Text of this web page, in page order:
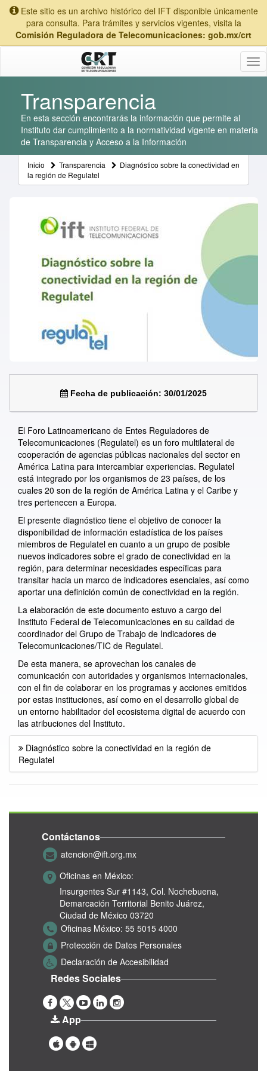
Este sitio es un archivo histórico del IFT disponible únicamente
para consulta. Para trámites y servicios vigentes, visita la
Comisión Reguladora de Telecomunicaciones: gob.mx/crt
Transparencia
En esta sección encontrarás la información que permite al
Instituto dar cumplimiento a la normatividad vigente en materia
de Transparencia y Acceso a la Información
Inicio Transparencia
Diagnóstico sobre la conectividad en
la región de Regulatel
Fecha de publicación: 30/01/2025
El Foro Latinoamericano de Entes Reguladores de
Telecomunicaciones (Regulatel) es un foro multilateral de
cooperación de agencias públicas nacionales del sector en
América Latina para intercambiar experiencias. Regulatel
está integrado por los organismos de 23 países, de los
cuales 20 son de la región de América Latina y el Caribe y
tres pertenecen a Europa.
El presente diagnóstico tiene el objetivo de conocer la
disponibilidad de información estadística de los países
miembros de Regulatel en cuanto a un grupo de posible
nuevos indicadores sobre el grado de conectividad en la
región, para determinar necesidades específicas para
transitar hacia un marco de indicadores esenciales, así como
aportar una definición común de conectividad en la región.
La elaboración de este documento estuvo a cargo del
Instituto Federal de Telecomunicaciones en su calidad de
coordinador del Grupo de Trabajo de Indicadores de
Telecomunicaciones/TIC de Regulatel.
De esta manera, se aprovechan los canales de
comunicación con autoridades y organismos internacionales,
con el fin de colaborar en los programas y acciones emitidos
por estas instituciones, así como en el desarrollo global de
un entorno habilitador del ecosistema digital de acuerdo con
las atribuciones del Instituto.
Diagnóstico sobre la conectividad en la región de
Regulatel
Contáctanos
atencion@ift.org.mx
Oficinas en México:
Insurgentes Sur #1143, Col. Nochebuena,
Demarcación Territorial Benito Juárez,
Ciudad de México 03720
Oficinas México: 55 5015 4000
Protección de Datos Personales
Declaración de Accesibilidad
Redes Sociales
App